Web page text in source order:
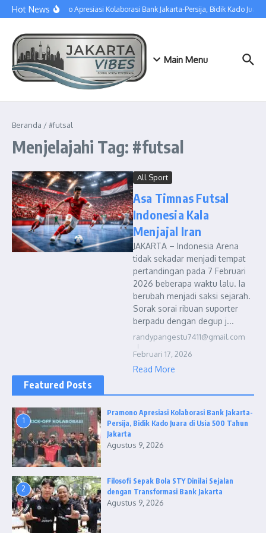
Lewati ke konten
Hot NewsPramono Apresiasi Kolaborasi Bank Jakarta-Persija, Bidik Kado
Main Menu
Beranda /#futsal
Menjelajahi Tag: #futsal
All Sport
Asa Timnas Futsal
Indonesia Kala
Menjajal Iran
JAKARTA – Indonesia Arena
tidak sekadar menjadi tempat
pertandingan pada 7 Februari
2026 beberapa waktu lalu. Ia
berubah menjadi saksi sejarah.
Sorak sorai ribuan suporter
berpadu dengan degup j...
randypangestu7411@gmail.com
Februari 17, 2026
Read More
Featured Posts
1
Pramono Apresiasi Kolaborasi Bank Jakarta-
Persija, Bidik Kado Juara di Usia 500 Tahun
Jakarta
Agustus 9, 2026
2
Filosofi Sepak Bola STY Dinilai Sejalan
dengan Transformasi Bank Jakarta
Agustus 9, 2026